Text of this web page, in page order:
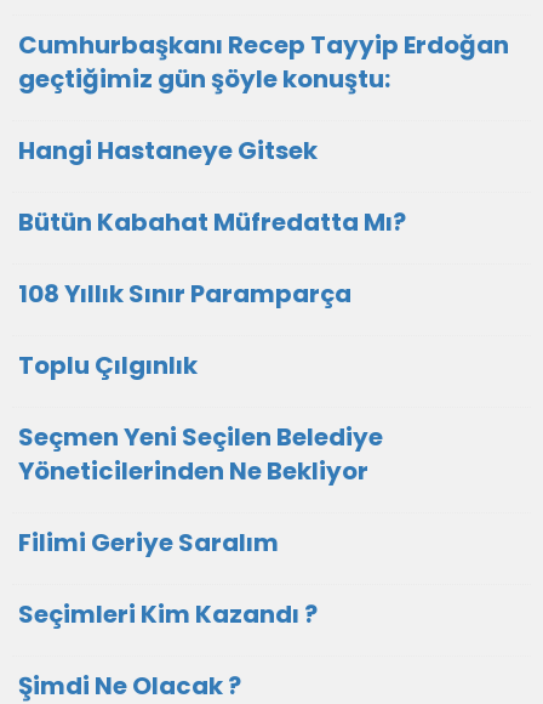
Cumhurbaşkanı Recep Tayyip Erdoğan
geçtiğimiz gün şöyle konuştu:
Hangi Hastaneye Gitsek
Bütün Kabahat Müfredatta Mı?
108 Yıllık Sınır Paramparça
Toplu Çılgınlık
Seçmen Yeni Seçilen Belediye
Yöneticilerinden Ne Bekliyor
Filimi Geriye Saralım
Seçimleri Kim Kazandı ?
Şimdi Ne Olacak ?